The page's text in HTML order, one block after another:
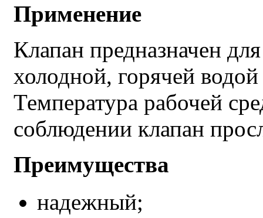
Применение
Клапан предназначен
холодной, горячей
Температура рабочей
соблюдении клапан
Преимущества
надежный;